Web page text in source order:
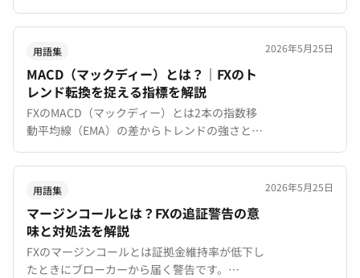
=1,000通貨。XMTradingの口座タイプ別ロット
サイズと計算方法を初心者向けに解説。
用語集
MACD（マックディー）とは？｜FXのト
レンド転換を捉える指標を解説
FXのMACD（マックディー）とは2本の指数移
動平均線（EMA）の差からトレンドの強さと転
換点を捉えるテクニカル指標です。シグナルラ
インやヒストグラムの見方を初心者向けに解
説。
2026年5月25日
用語集
マージンコールとは？FXの追証警告の意
味と対処法を解説
FXのマージンコールとは証拠金維持率が低下し
たときにブローカーから届く警告です。
2026年5月25日